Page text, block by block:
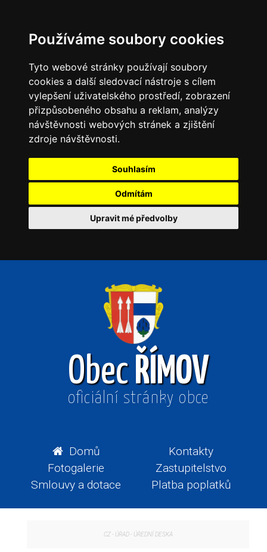
Používáme soubory cookies
Tyto webové stránky používají soubory
cookies a další sledovací nástroje s cílem
vylepšení uživatelského prostředí, zobrazení
přizpůsobeného obsahu a reklam, analýzy
návštěvnosti webových stránek a zjištění
zdroje návštěvnosti.
Souhlasím
Odmítám
Upravit mé předvolby
ObecŘÍMOV
oficiální stránky obce
Domů
Kontakty
Fotogalerie
Zastupitelstvo
Smlouvy a dotace
Platba poplatků
CZ - ÚŘAD- ÚŘEDNÍ DESKA